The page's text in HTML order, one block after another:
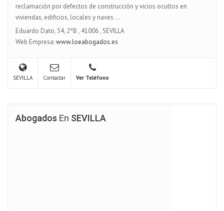
reclamación por defectos de construcción y vicios ocultos en
viviendas, edificios, locales y naves ...
Eduardo Dato, 54, 2ºB , 41006,SEVILLA
Web Empresa:www.loeabogados.es
SEVILLA Contactar Ver Teléfono
Abogados En SEVILLA